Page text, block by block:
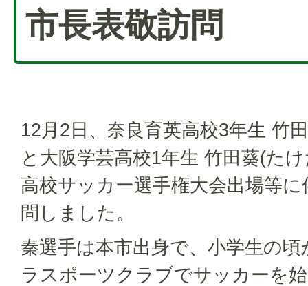
市長表敬訪問
12月2日、奈良育英高校3年生 竹
と大阪学芸高校1年生 竹田葵(た
高校サッカー選手権大会出場等
問しました。
秦選手は本市出身で、小学生の
ラスポーツクラブでサッカーを